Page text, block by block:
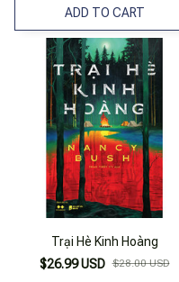
ADD TO CART
Trại Hè Kinh Hoàng
$26.99 USD $28.00 USD